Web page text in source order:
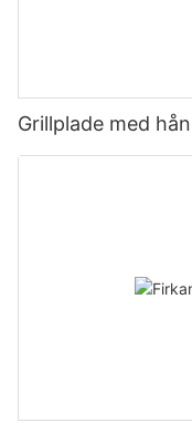
Grillplade med